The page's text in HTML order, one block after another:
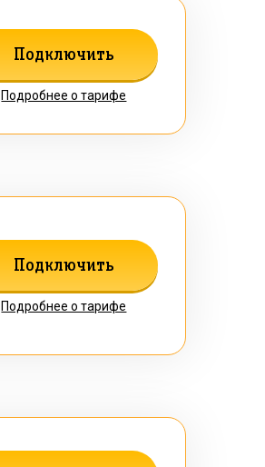
Подключить
Подробнее о тарифе
Подключить
Подробнее о тарифе